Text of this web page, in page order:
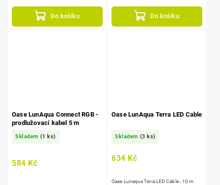
Do košíku Do košíku
Oase LunAqua Connect RGB -
prodlužovací kabel 5 m
Skladem (1 ks)
584 Kč
Oase LunAqua Terra LED Cable
Skladem (3 ks)
634 Kč
Oase Lunaqua Terra LED Cable - 10 m.